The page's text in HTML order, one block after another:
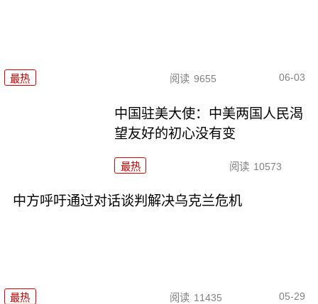
最热 阅读 9655 06-03
中国驻美大使：中美两国人民渴
望友好的初心没有变
最热 阅读 10573
中方呼吁通过对话谈判解决乌克兰危机
最热 阅读 11435 05-29